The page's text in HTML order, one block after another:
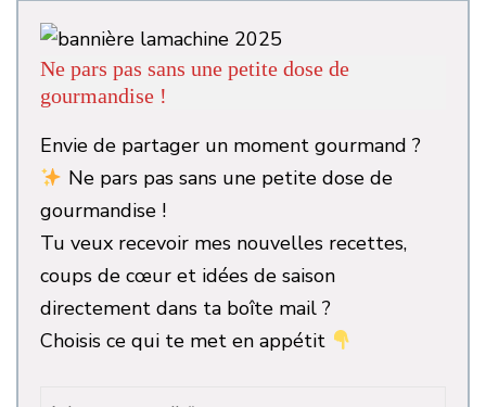
Ne pars pas sans une petite dose de
gourmandise !
Envie de partager un moment gourmand ?
Ne pars pas sans une petite dose de
gourmandise !
Tu veux recevoir mes nouvelles recettes,
coups de cœur et idées de saison
directement dans ta boîte mail ?
Choisis ce qui te met en appétit